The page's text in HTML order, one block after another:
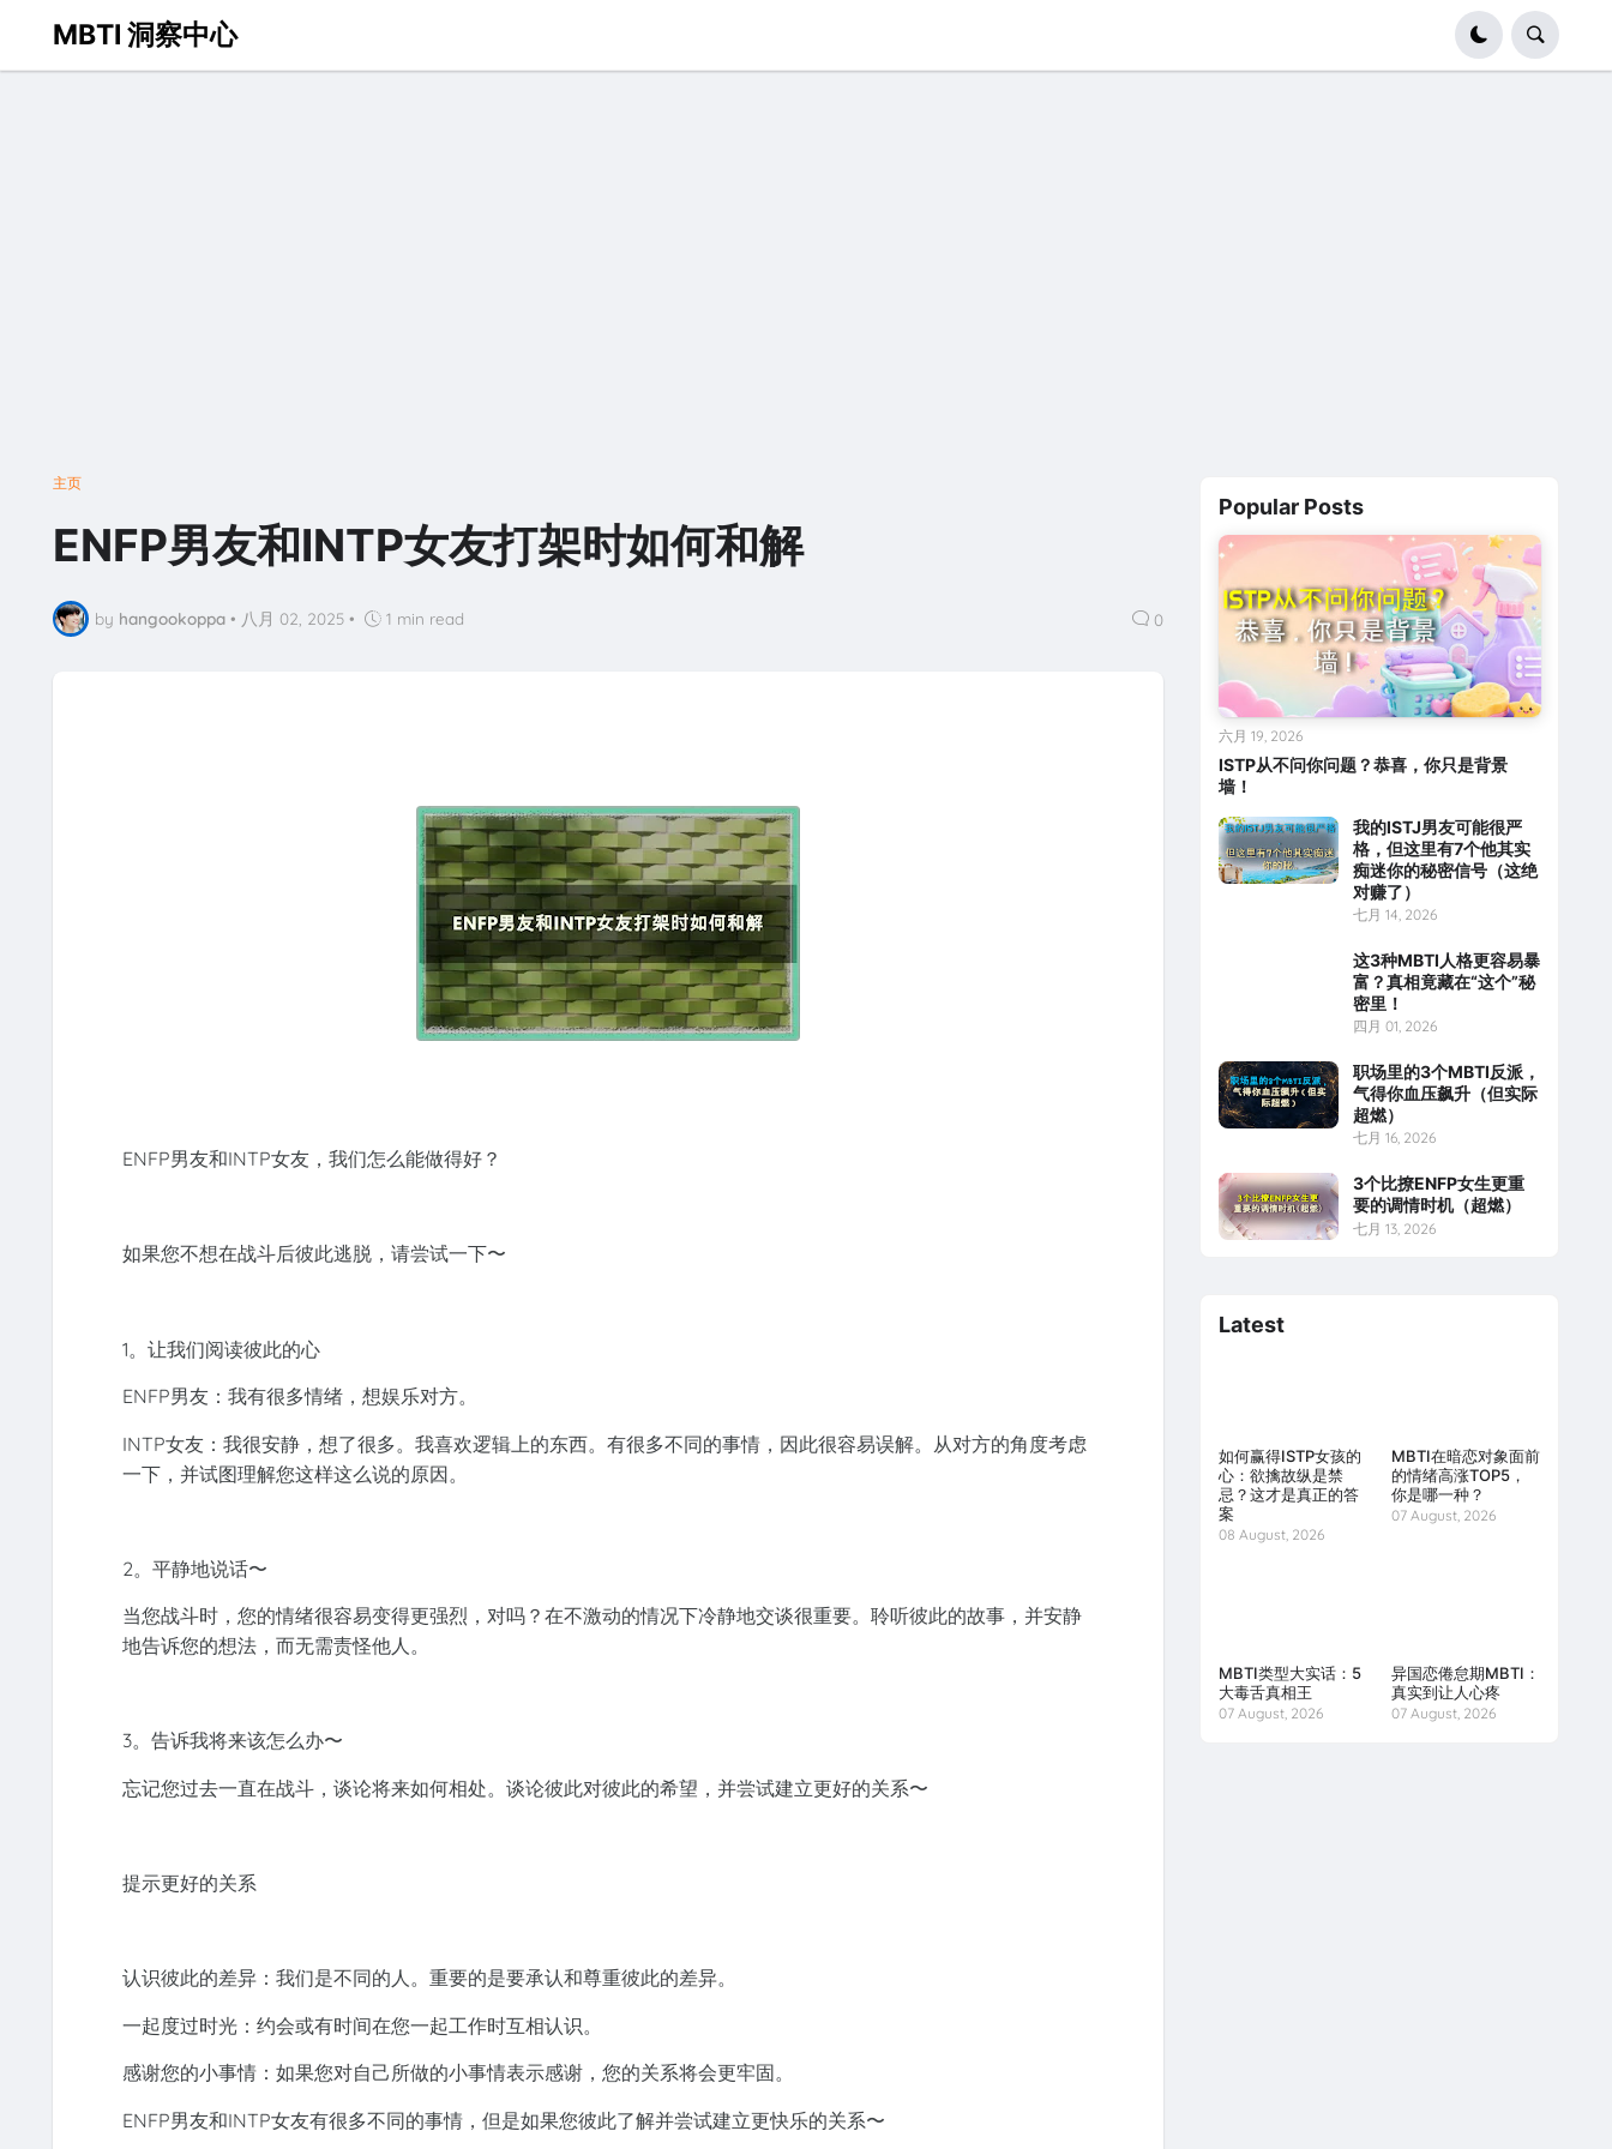
MBTI 洞察中心
主页
ENFP男友和INTP女友打架时如何和解
by hangookoppa • 八月 02, 2025 • 1 min read 0
ENFP男友和INTP女友，我们怎么能做得好？
如果您不想在战斗后彼此逃脱，请尝试一下〜
1。让我们阅读彼此的心
ENFP男友：我有很多情绪，想娱乐对方。
INTP女友：我很安静，想了很多。我喜欢逻辑上的东西。有很多不同的事情，因此很容易误解。从对方的角度考虑
一下，并试图理解您这样这么说的原因。
2。平静地说话〜
当您战斗时，您的情绪很容易变得更强烈，对吗？在不激动的情况下冷静地交谈很重要。聆听彼此的故事，并安静
地告诉您的想法，而无需责怪他人。
3。告诉我将来该怎么办〜
忘记您过去一直在战斗，谈论将来如何相处。谈论彼此对彼此的希望，并尝试建立更好的关系〜
提示更好的关系
认识彼此的差异：我们是不同的人。重要的是要承认和尊重彼此的差异。
一起度过时光：约会或有时间在您一起工作时互相认识。
感谢您的小事情：如果您对自己所做的小事情表示感谢，您的关系将会更牢固。
ENFP男友和INTP女友有很多不同的事情，但是如果您彼此了解并尝试建立更快乐的关系〜
Popular Posts
ISTP从不问你问题？恭喜，你只是背景
墙！
六月 19, 2026
我的ISTJ男友可能很严
格，但这里有7个他其实
痴迷你的秘密信号（这绝
对赚了）
七月 14, 2026
这3种MBTI人格更容易暴
富？真相竟藏在“这个”秘
密里！
四月 01, 2026
职场里的3个MBTI反派，
气得你血压飙升（但实际
超燃）
七月 16, 2026
3个比撩ENFP女生更重
要的调情时机（超燃）
七月 13, 2026
Latest
如何赢得ISTP女孩的
心：欲擒故纵是禁
忌？这才是真正的答
案
08 August, 2026
MBTI在暗恋对象面前
的情绪高涨TOP5，
你是哪一种？
07 August, 2026
MBTI类型大实话：5
大毒舌真相王
07 August, 2026
异国恋倦怠期MBTI：
真实到让人心疼
07 August, 2026